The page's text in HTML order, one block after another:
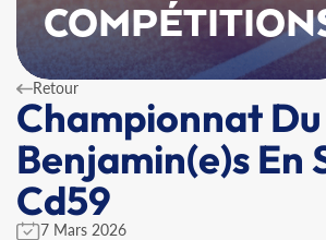
Retour
Championnat
Benjamin(e)s En
Cd59
7 Mars 2026